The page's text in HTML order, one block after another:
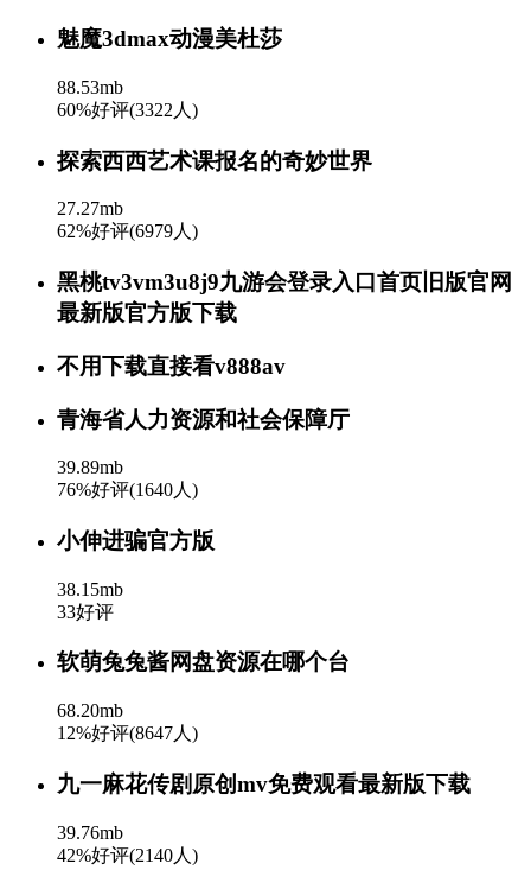
魅魔3dmax动漫美杜莎
88.53mb
60%好评(3322人)
探索西西艺术课报名的奇妙世界
27.27mb
62%好评(6979人)
黑桃tv3vm3u8j9九游会登录入口首页旧版官网
最新版官方版下载
不用下载直接看v888av
青海省人力资源和社会保障厅
39.89mb
76%好评(1640人)
小伸进骗官方版
38.15mb
33好评
软萌兔兔酱网盘资源在哪个台
68.20mb
12%好评(8647人)
九一麻花传剧原创mv免费观看最新版下载
39.76mb
42%好评(2140人)